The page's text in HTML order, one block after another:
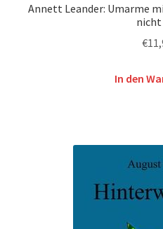
Annett Leander: Umarme
nicht
€
In den